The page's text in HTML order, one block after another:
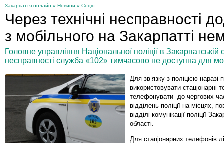
Закарпаття онлайн » Новини » Соціо
Через технічні несправності
з мобільного на Закарпатті
Головне управління Національної поліції в
несправності служба «102» тимчасово не доступна для
Для зв’язку з поліцією наразі
використовувати стаціонарні
телефонувати до чергових
відділень поліції на місцях,
відділі комунікації поліції
області.
Для стаціонарних телефонів